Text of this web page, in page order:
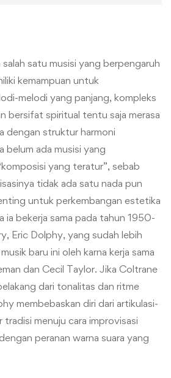
satu musisi yang berpengaruh
kemampuan untuk
melodi yang panjang, kompleks
bersifat spiritual tentu saja merasa
dengan struktur harmoni
belum ada musisi yang
yang teratur”, sebab
tidak ada satu nada pun
untuk perkembangan estetika
ia bekerja sama pada tahun 1950-
Eric Dolphy, yang sudah lebih
baru ini oleh karna kerja sama
dan Cecil Taylor. Jika Coltrane
dari tonalitas dan ritme
membebaskan diri dari artikulasi-
menuju cara improvisasi
peranan warna suara yang